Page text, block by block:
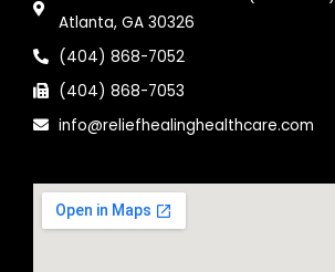
Atlanta, GA 30326
(404) 868-7052
(404) 868-7053
info@reliefhealinghealthcare.com